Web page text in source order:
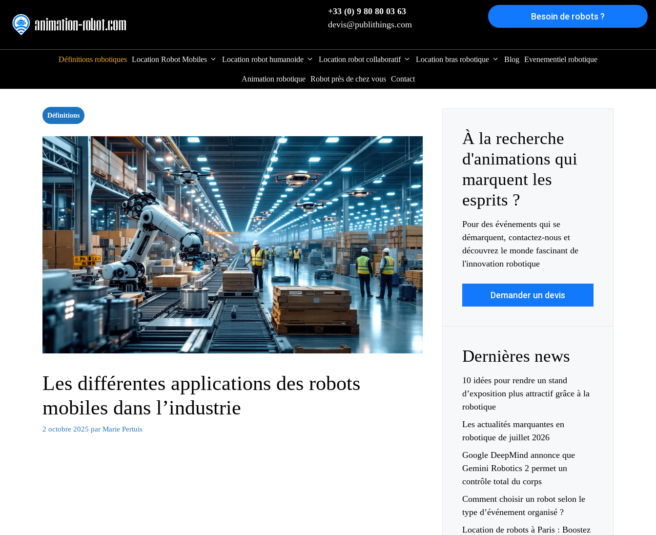
contenu
+33 (0) 9 80 80 03 63
devis@publithings.com
Besoin de robots ?
Définitions robotiques Location Robot Mobiles Location robot humanoide Location robot collaboratif Location bras robotique Blog Evenementiel robotique
Animation robotique Robot près de chez vous Contact
Définitions
Les différentes applications des robots
mobiles dans l’industrie
2 octobre 2025 par Marie Pertuis
À la recherche
d'animations qui
marquent les
esprits ?
Pour des événements qui se
démarquent, contactez-nous et
découvrez le monde fascinant de
l'innovation robotique
Demander un devis
Dernières news
10 idées pour rendre un stand
d’exposition plus attractif grâce à la
robotique
Les actualités marquantes en
robotique de juillet 2026
Google DeepMind annonce que
Gemini Robotics 2 permet un
contrôle total du corps
Comment choisir un robot selon le
type d’événement organisé ?
Location de robots à Paris : Boostez